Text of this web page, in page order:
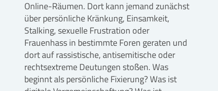
Online-Räumen. Dort kann jemand zunächst
über persönliche Kränkung, Einsamkeit,
Stalking, sexuelle Frustration oder
Frauenhass in bestimmte Foren geraten und
dort auf rassistische, antisemitische oder
rechtsextreme Deutungen stoßen. Was
beginnt als persönliche Fixierung? Was ist